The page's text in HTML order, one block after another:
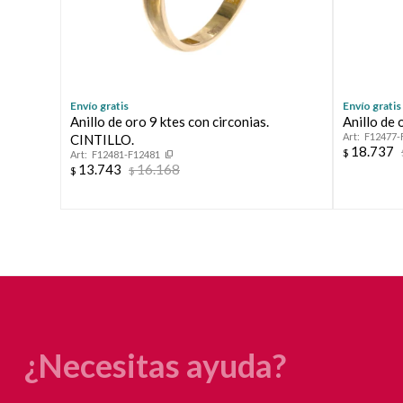
Envío gratis
Anillo de oro 9 ktes con circonias.
CINTILLO.
F12481-F12481
$ 13.743 $16.168
Envío gratis
Anillo de
F12477-
$ 18.737
¿Necesitas ayuda?